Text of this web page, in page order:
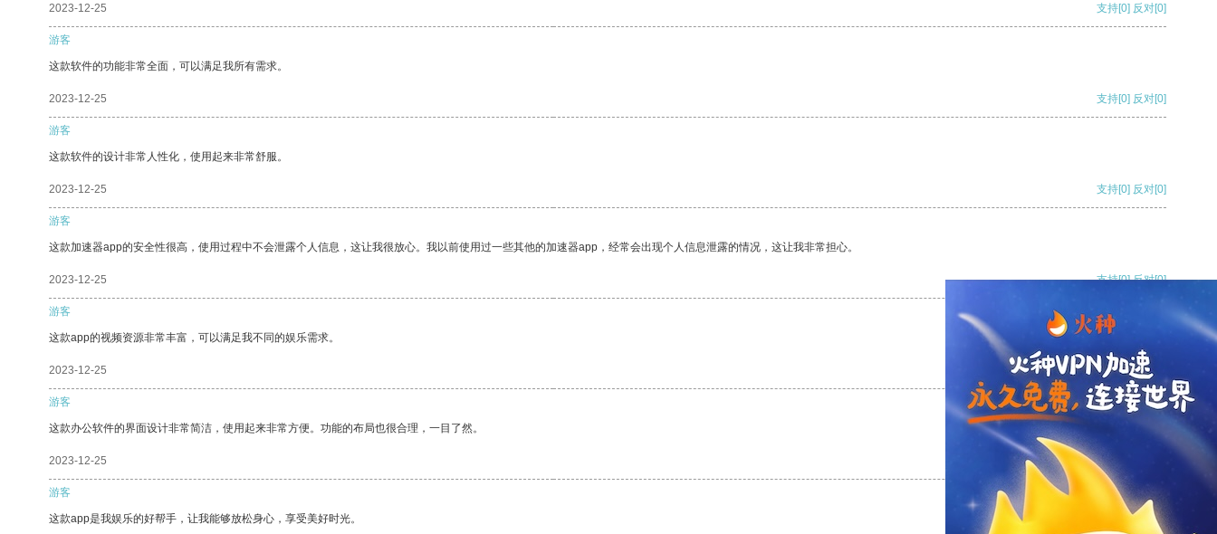
2023-12-25 支持[0] 反对[0]
游客
这款软件的功能非常全面，可以满足我所有需求。
2023-12-25 支持[0] 反对[0]
游客
这款软件的设计非常人性化，使用起来非常舒服。
2023-12-25 支持[0] 反对[0]
游客
这款加速器app的安全性很高，使用过程中不会泄露个人信息，这让我很放心。我以前使用过一些其他的加速器app，经常会出现个人信息泄露的情况，这让我非常担心。
2023-12-25 支持[0] 反对[0]
游客
这款app的视频资源非常丰富，可以满足我不同的娱乐需求。
2023-12-25 支持[0] 反对
游客
这款办公软件的界面设计非常简洁，使用起来非常方便。功能的布局也很合理，一目了然。
2023-12-25 支持
游客
这款app是我娱乐的好帮手，让我能够放松身心，享受美好时光。